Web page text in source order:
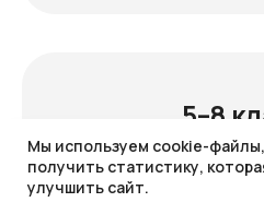
5–8
Полдня без
Мы используем cookie-
получить статистику,
улучшить сайт.